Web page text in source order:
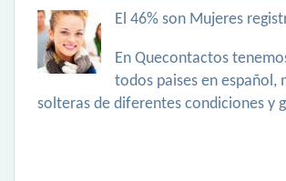
El 46% son Mujeres
En Quecontactos
todos paises en español,
solteras de diferentes condiciones y